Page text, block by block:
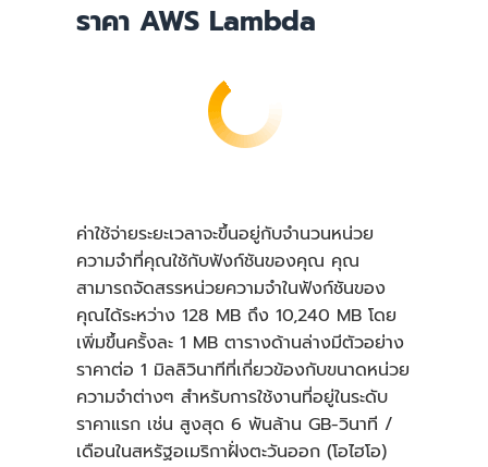
ราคา AWS Lambda
ค่าใช้จ่ายระยะเวลาจะขึ้นอยู่กับจำนวนหน่วย
ความจำที่คุณใช้กับฟังก์ชันของคุณ คุณ
สามารถจัดสรรหน่วยความจำในฟังก์ชันของ
คุณได้ระหว่าง 128 MB ถึง 10,240 MB โดย
เพิ่มขึ้นครั้งละ 1 MB ตารางด้านล่างมีตัวอย่าง
ราคาต่อ 1 มิลลิวินาทีที่เกี่ยวข้องกับขนาดหน่วย
ความจำต่างๆ สำหรับการใช้งานที่อยู่ในระดับ
ราคาแรก เช่น สูงสุด 6 พันล้าน GB-วินาที /
เดือนในสหรัฐอเมริกาฝั่งตะวันออก (โอไฮโอ)